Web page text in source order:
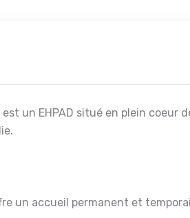
est un EHPAD situé en plein coeur
un accueil permanent et